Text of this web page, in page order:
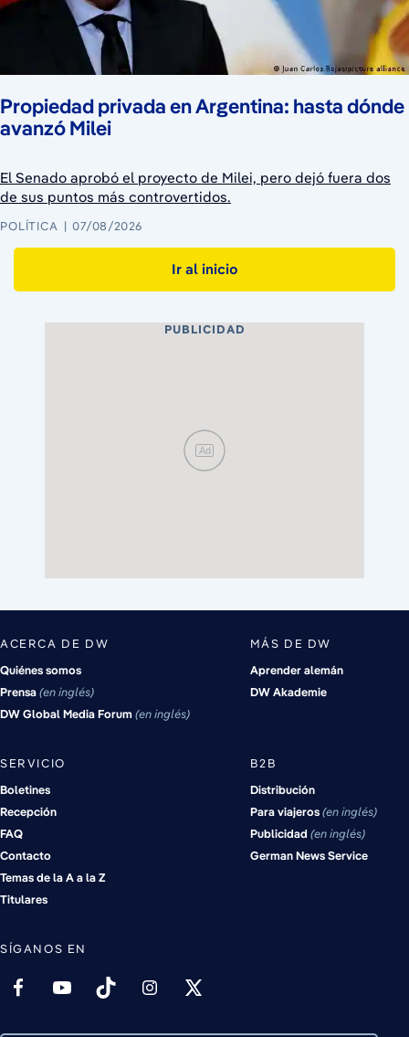
Propiedad privada en Argentina: hasta dónde
avanzó Milei
El Senado aprobó el proyecto de Milei, pero dejó fuera dos
de sus puntos más controvertidos.
POLÍTICA 07/08/2026
Ir al inicio
PUBLICIDAD
Ad
ACERCA DE DW
Quiénes somos
Prensa en inglés
DW Global Media Forum en inglés
MÁS DE DW
Aprender alemán
DW Akademie
SERVICIO
Boletines
Recepción
FAQ
Contacto
Temas de la A a la Z
Titulares
B2B
Distribución
Para viajeros en inglés
Publicidad en inglés
German News Service
SÍGANOS EN